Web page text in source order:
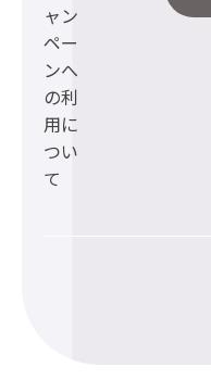
ャン
ペー
ンへ
の利
用に
つい
て